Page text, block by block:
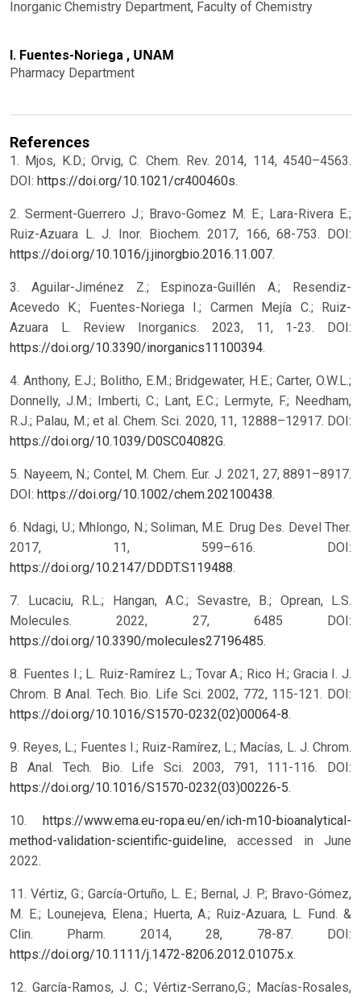
Inorganic Chemistry Department, Faculty of Chemistry
I. Fuentes-Noriega , UNAM
Pharmacy Department
References
1. Mjos, K.D.; Orvig, C. Chem. Rev. 2014, 114, 4540–4563.
DOI: https://doi.org/10.1021/cr400460s.
2. Serment-Guerrero J.; Bravo-Gomez M. E.; Lara-Rivera E.;
Ruiz-Azuara L. J. Inor. Biochem. 2017, 166, 68-753. DOI:
https://doi.org/10.1016/j.jinorgbio.2016.11.007.
3. Aguilar-Jiménez Z.; Espinoza-Guillén A.; Resendiz-
Acevedo K.; Fuentes-Noriega I.; Carmen Mejía C.; Ruiz-
Azuara L. Review Inorganics. 2023, 11, 1-23. DOI:
https://doi.org/10.3390/inorganics11100394.
4. Anthony, E.J.; Bolitho, E.M.; Bridgewater, H.E.; Carter, O.W.L.;
Donnelly, J.M.; Imberti, C.; Lant, E.C.; Lermyte, F.; Needham,
R.J.; Palau, M.; et al. Chem. Sci. 2020, 11, 12888–12917. DOI:
https://doi.org/10.1039/D0SC04082G.
5. Nayeem, N.; Contel, M. Chem. Eur. J. 2021, 27, 8891–8917.
DOI: https://doi.org/10.1002/chem.202100438.
6. Ndagi, U.; Mhlongo, N.; Soliman, M.E. Drug Des. Devel Ther.
2017, 11, 599–616. DOI:
https://doi.org/10.2147/DDDT.S119488.
7. Lucaciu, R.L.; Hangan, A.C.; Sevastre, B.; Oprean, L.S.
Molecules. 2022, 27, 6485 DOI:
https://doi.org/10.3390/molecules27196485.
8. Fuentes I.; L. Ruiz-Ramírez L.; Tovar A.; Rico H.; Gracia I. J.
Chrom. B Anal. Tech. Bio. Life Sci. 2002, 772, 115-121. DOI:
https://doi.org/10.1016/S1570-0232(02)00064-8.
9. Reyes, L.; Fuentes I.; Ruiz-Ramírez, L.; Macías, L. J. Chrom.
B Anal. Tech. Bio. Life Sci. 2003, 791, 111-116. DOI:
https://doi.org/10.1016/S1570-0232(03)00226-5.
10.
https://www.ema.eu-ropa.eu/en/ich-m10-bioanalytical-
method-validation-scientific-guideline, accessed in June
2022.
11. Vértiz, G.; García-Ortuño, L. E.; Bernal, J. P.; Bravo-Gómez,
M. E.; Lounejeva, Elena.; Huerta, A.; Ruiz-Azuara, L. Fund. &
Clin. Pharm. 2014, 28, 78-87. DOI:
https://doi.org/10.1111/j.1472-8206.2012.01075.x.
12. García-Ramos, J. C.; Vértiz-Serrano,G.; Macías-Rosales,